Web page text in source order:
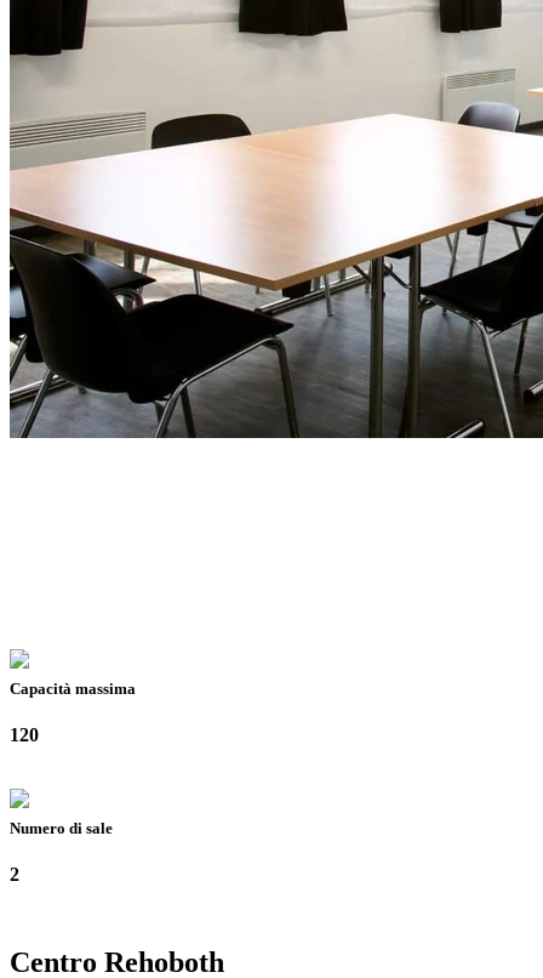
Capacità massima
120
Numero di sale
2
Centro Rehoboth